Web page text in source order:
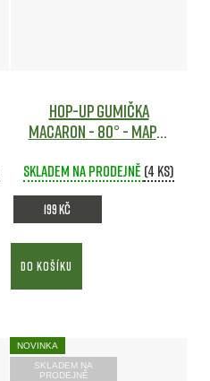
Hop-Up gumička
MACARON - 80° - Maple
Skladem na prodejně (4 ks)
199 Kč
DO KOŠÍKU
NOVINKA
SKLADEM NA
PRODEJNĚ